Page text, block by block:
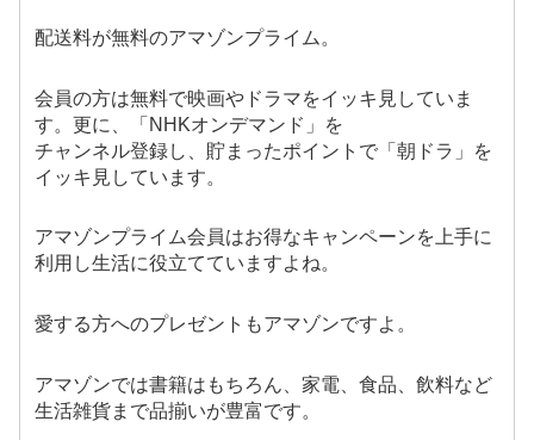
配送料が無料のアマゾンプライム。
会員の方は無料で映画やドラマをイッキ見していま
す。更に、「NHKオンデマンド」を
チャンネル登録し、貯まったポイントで「朝ドラ」を
イッキ見しています。
アマゾンプライム会員はお得なキャンペーンを上手に
利用し生活に役立てていますよね。
愛する方へのプレゼントもアマゾンですよ。
アマゾンでは書籍はもちろん、家電、食品、飲料など
生活雑貨まで品揃いが豊富です。